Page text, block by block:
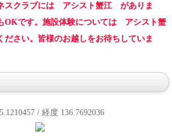
スクラブには アシスト蟹江 がありま
OKです。施設体験については アシスト蟹
さい。皆様のお越しをお待ちしていま
/ 経度 136.7692036